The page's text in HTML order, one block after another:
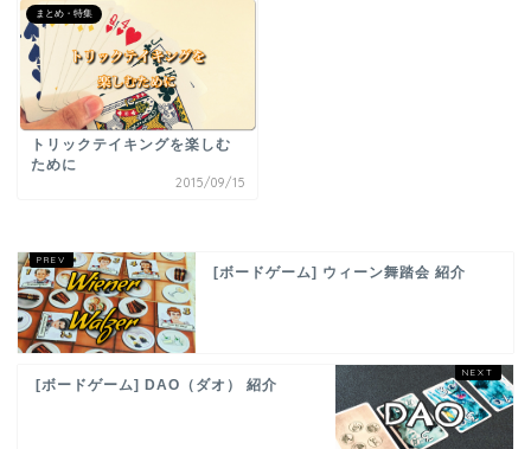
まとめ・特集
トリックテイキングを楽しむ
ために
2015/09/15
[ボードゲーム] ウィーン舞踏会 紹介
[ボードゲーム] DAO（ダオ） 紹介